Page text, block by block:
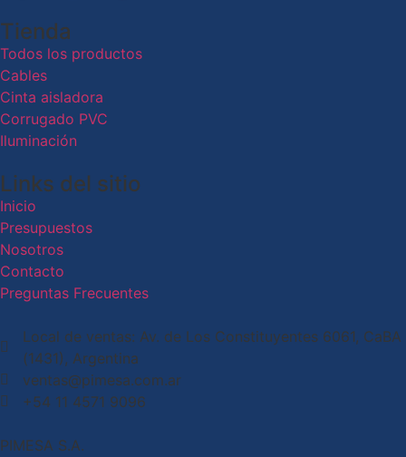
Tienda
Todos los productos
Cables
Cinta aisladora
Corrugado PVC
Iluminación
Links del sitio
Inicio
Presupuestos
Nosotros
Contacto
Preguntas Frecuentes
Local de ventas: Av. de Los Constituyentes 6061, CaBA
(1431), Argentina
ventas@pimesa.com.ar
+54 11 4571 9096
PIMESA S.A.